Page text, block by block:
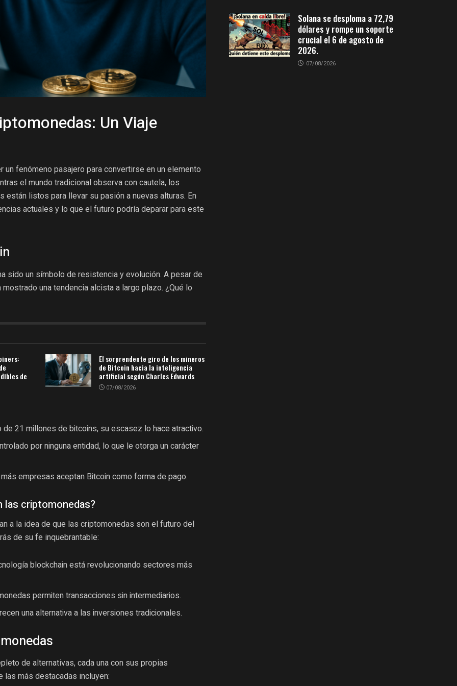
Un Viaje
un fenómeno pasajero para convertirse en un elemento
el mundo tradicional observa con cautela, los
listos para llevar su pasión a nuevas alturas. En
actuales y lo que el futuro podría deparar para este
sido un símbolo de resistencia y evolución. A pesar de
una tendencia alcista a largo plazo. ¿Qué lo
de
El sorprendente giro de los mineros
de Bitcoin hacia la inteligencia
artificial según Charles Edwards
07/08/2026
de 21 millones de bitcoins, su escasez lo hace atractivo.
por ninguna entidad, lo que le otorga un carácter
empresas aceptan Bitcoin como forma de pago.
las criptomonedas?
a la idea de que las criptomonedas son el futuro del
de su fe inquebrantable:
blockchain está revolucionando sectores más
permiten transacciones sin intermediarios.
una alternativa a las inversiones tradicionales.
de alternativas, cada una con sus propias
las más destacadas incluyen:
Solana se desploma a 72,79
dólares y rompe un soporte
crucial el 6 de agosto de
2026.
07/08/2026